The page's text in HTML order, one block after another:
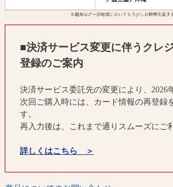
■決済サービス変更に伴うクレ
登録のご案内
決済サービス委託先の変更により、2026
次回ご購入時には、カード情報の再登録
す。
再入力後は、これまで通りスムーズにご
詳しくはこちら ＞